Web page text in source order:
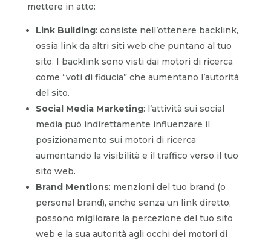
mettere in atto:
Link Building: consiste nell’ottenere backlink,
ossia link da altri siti web che puntano al tuo
sito. I backlink sono visti dai motori di ricerca
come “voti di fiducia” che aumentano l’autorità
del sito.
Social Media Marketing: l’attività sui social
media può indirettamente influenzare il
posizionamento sui motori di ricerca
aumentando la visibilità e il traffico verso il tuo
sito web.
Brand Mentions: menzioni del tuo brand (o
personal brand), anche senza un link diretto,
possono migliorare la percezione del tuo sito
web e la sua autorità agli occhi dei motori di